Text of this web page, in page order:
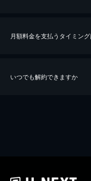
※40％ポイント還元の対象は、ク
iOSアプリのUコイン決済によ
月額料金を支払うタイミング
いつでも解約できますか